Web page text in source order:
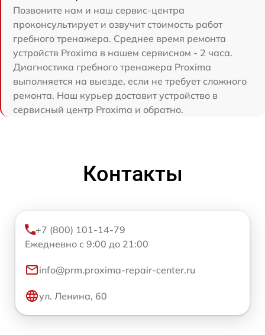
Позвоните нам и наш сервис-центра
проконсультирует и озвучит стоимость работ
гребного тренажера. Среднее время ремонта
устройств Proxima в нашем сервисном - 2 часа.
Диагностика гребного тренажера Proxima
выполняется на выезде, если не требует сложного
ремонта. Наш курьер доставит устройство в
сервисный центр Proxima и обратно.
Контакты
+7 (800) 101-14-79
Ежедневно с 9:00 до 21:00
info@prm.proxima-repair-center.ru
ул. Ленина, 60